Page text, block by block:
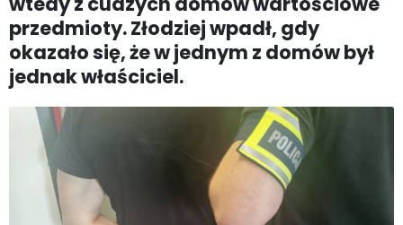
przedmioty. Złodziej wpadł, gdy
okazało się, że w jednym z domów był
jednak właściciel.